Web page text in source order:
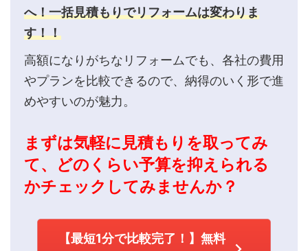
へ！一括見積もりでリフォームは変わりま
す！！
高額になりがちなリフォームでも、各社の費用
やプランを比較できるので、納得のいく形で進
めやすいのが魅力。
まずは気軽に見積もりを取ってみ
て、どのくらい予算を抑えられる
かチェックしてみませんか？
【最短1分で比較完了！】無料